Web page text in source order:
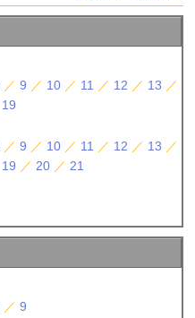
／9 ／ 10 ／ 11 ／ 12 ／ 13 ／
19
／9 ／ 10 ／ 11 ／ 12 ／ 13 ／
19 ／ 20 ／ 21
／9